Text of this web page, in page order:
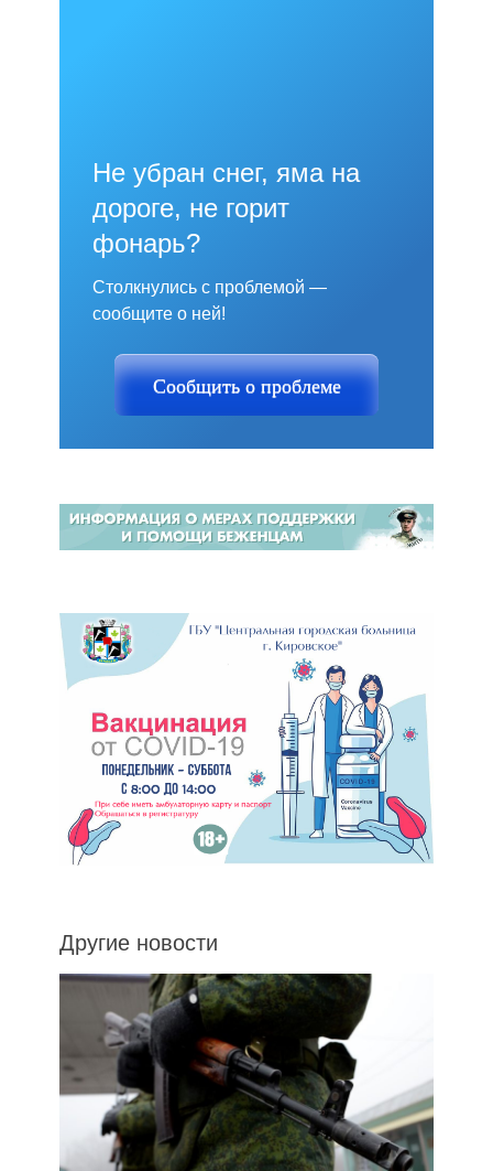
Не убран снег, яма на
дороге, не горит
фонарь?
Столкнулись с проблемой —
сообщите о ней!
Сообщить о проблеме
Другие новости